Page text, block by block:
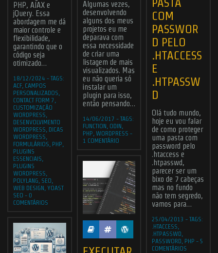
PHP, AJAX e
jQuery. Essa
abordagem me dá
maior controle e
flexibilidade,
garantindo que o
código seja
otimizado…
18/12/2024 - TAGS:
ACF, CAMPOS
PERSONALIZADOS,
CONTACT FORM 7 ,
CUSTOMIZAÇÃO
WORDPRESS,
DESENVOLVIMENTO
WORDPRESS, DICAS
WORDPRESS,
FORMULÁRIOS, PHP,
PLUGINS
ESSENCIAIS,
PLUGINS
WORDPRESS,
POLYLANG, SEO,
WEB DESIGN, YOAST
SEO - 0
COMENTÁRIOS
Algumas vezes,
desenvolvendo
alguns dos meus
projetos eu me
deparava com
essa necessidade
de criar uma
listagem de mais
visualizados. Mas
eu não queria só
instalar um
plugin para isso,
então pensando…
14/06/2017 - TAGS:
FUNCTION, ODIN,
PHP, WORDPRESS -
1 COMENTÁRIO
COM
PASSWOR
D PELO
.HTACCESS
E
.HTPASSW
D
Olá tudo mundo,
hoje eu vou falar
de como proteger
uma pasta com
password pelo
.htaccess e
.htpasswd,
parecer ser um
bixo de 7 cabeças
mas no fundo
não tem segredo,
vamos para…
25/04/2013 -TAGS:
.HTACCESS
.HTPASSWD
PASSWORD PHP - 5
COMENTÁRIOS